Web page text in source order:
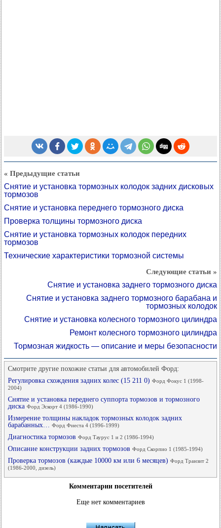
« Предыдущие статьи
Снятие и установка тормозных колодок задних дисковых
тормозов
Снятие и установка переднего тормозного диска
Проверка толщины тормозного диска
Снятие и установка тормозных колодок передних
тормозов
Технические характеристики тормозной системы
Следующие статьи »
Снятие и установка заднего тормозного диска
Снятие и установка заднего тормозного барабана и
тормозных колодок
Снятие и установка колесного тормозного цилиндра
Ремонт колесного тормозного цилиндра
Тормозная жидкость — описание и меры безопасности
Смотрите другие похожие статьи для автомобилей Форд:
Регулировка схождения задних колес (15 211 0) Форд Фокус 1 (1998-
2004)
Снятие и установка переднего суппорта тормозов и тормозного
диска Форд Эскорт 4 (1986-1990)
Измерение толщины накладок тормозных колодок задних
барабанных… Форд Фиеста 4 (1996-1999)
Диагностика тормозов Форд Таурус 1 и 2 (1986-1994)
Описание конструкции задних тормозов Форд Скорпио 1 (1985-1994)
Проверка тормозов (каждые 10000 км или 6 месяцев) Форд Транзит 2
(1986-2000, дизель)
Комментарии посетителей
Еще нет комментариев